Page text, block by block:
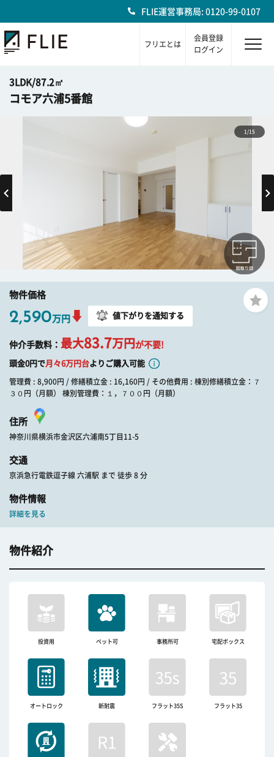
FLIE運営事務局: 0120-99-0107
フリエとは
会員登録
ログイン
3LDK/87.2㎡
コモア六浦5番館
1/15
物件価格
2,590万円 値下がりを通知する
仲介手数料： 最大83.7万円 が不要!
頭金0円で月々6万円台よりご購入可能
管理費 : 8,900円 / 修繕積立金 : 16,160円 / その他費用 : 棟別修繕積立金：７
３０円（月額） 棟別管理費：１，７００円（月額）
住所
神奈川県横浜市金沢区六浦南5丁目11-5
交通
京浜急行電鉄逗子線 六浦駅 まで 徒歩 8 分
物件情報
詳細を見る
物件紹介
投資用 ペット可 事務所可 宅配ボックス
オートロック 新耐震 フラット35S フラット35